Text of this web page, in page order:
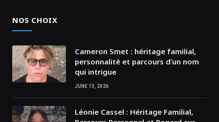
NOS CHOIX
Cameron Smet : héritage familial,
personnalité et parcours d’un nom
qui intrigue
JUNE 13, 2026
Léonie Cassel : Héritage Familial,